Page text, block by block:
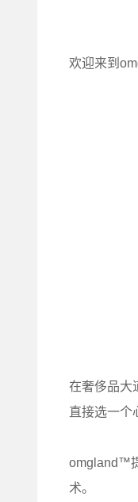
欢迎来到
在奢侈品大
直接选一个
omgland™
术。